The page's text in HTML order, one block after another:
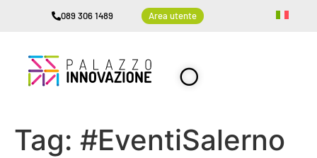
089 306 1489 Area utente
Tag: #EventiSalerno